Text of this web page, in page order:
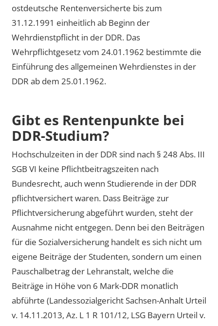
ostdeutsche Rentenversicherte bis zum
31.12.1991 einheitlich ab Beginn der
Wehrdienstpflicht in der DDR. Das
Wehrpflichtgesetz vom 24.01.1962 bestimmte die
Einführung des allgemeinen Wehrdienstes in der
DDR ab dem 25.01.1962.
Gibt es Rentenpunkte bei
DDR-Studium?
Hochschulzeiten in der DDR sind nach § 248 Abs. III
SGB VI keine Pflichtbeitragszeiten nach
Bundesrecht, auch wenn Studierende in der DDR
pflichtversichert waren. Dass Beiträge zur
Pflichtversicherung abgeführt wurden, steht der
Ausnahme nicht entgegen. Denn bei den Beiträgen
für die Sozialversicherung handelt es sich nicht um
eigene Beiträge der Studenten, sondern um einen
Pauschalbetrag der Lehranstalt, welche die
Beiträge in Höhe von 6 Mark-DDR monatlich
abführte (Landessozialgericht Sachsen-Anhalt Urteil
v. 14.11.2013, Az. L 1 R 101/12, LSG Bayern Urteil v.